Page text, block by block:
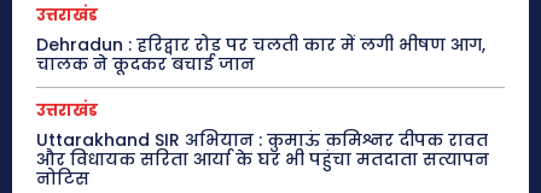
उत्तराखंड
Dehradun : हरिद्वार रोड पर चलती कार में लगी भीषण आग,
चालक ने कूदकर बचाई जान
उत्तराखंड
Uttarakhand SIR अभियान : कुमाऊं कमिश्नर दीपक रावत
और विधायक सरिता आर्या के घर भी पहुंचा मतदाता सत्यापन
नोटिस